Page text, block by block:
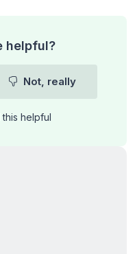
helpful?
Not, really
helpful